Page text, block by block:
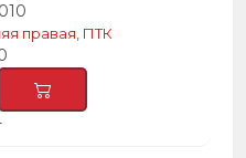
правая, ПТК